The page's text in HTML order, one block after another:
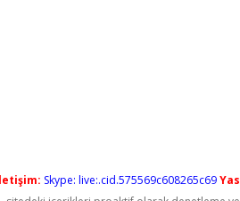
Skype: live:.cid.575569c608265c69